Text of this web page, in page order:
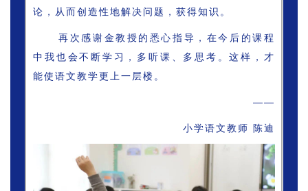
论，从而创造性地解决问题，获得知识。
再次感谢金教授的悉心指导，在今后的课程
中我也会不断学习，多听课、多思考。这样，才
能使语文教学更上一层楼。
——
小学语文教师 陈迪